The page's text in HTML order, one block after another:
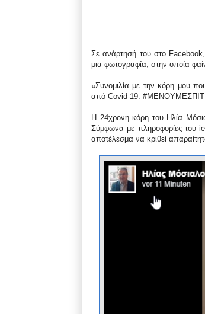
Σε ανάρτησή του στο
μια φωτογραφία, στην οποία
«Συνομιλία με την κόρη μου
από Covid-19.
Η 24χρονη κόρη του Ηλία
Σύμφωνα με πληροφορίες του
αποτέλεσμα να κριθεί